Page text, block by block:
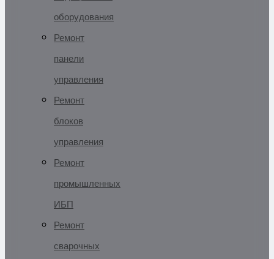
оборудования
Ремонт
панели
управления
Ремонт
блоков
управления
Ремонт
промышленных
ИБП
Ремонт
сварочных